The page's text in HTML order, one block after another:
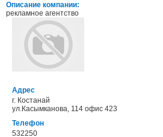
Описание компании:
рекламное агентство
Адрес
г. Костанай
ул.Касымканова, 114 офис 423
Телефон
532250